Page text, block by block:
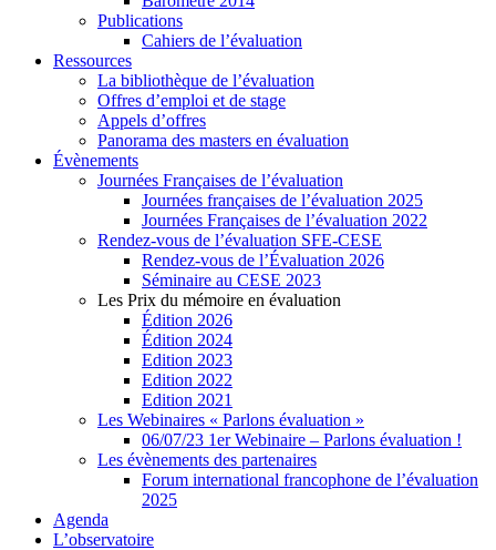
Publications
Cahiers de l’évaluation
Ressources
La bibliothèque de l’évaluation
Offres d’emploi et de stage
Appels d’offres
Panorama des masters en évaluation
Évènements
Journées Françaises de l’évaluation
Journées françaises de l’évaluation 2025
Journées Françaises de l’évaluation 2022
Rendez-vous de l’évaluation SFE-CESE
Rendez-vous de l’Évaluation 2026
Séminaire au CESE 2023
Les Prix du mémoire en évaluation
Édition 2026
Édition 2024
Edition 2023
Edition 2022
Edition 2021
Les Webinaires « Parlons évaluation »
06/07/23 1er Webinaire – Parlons évaluation !
Les évènements des partenaires
Forum international francophone de l’évaluation
2025
Agenda
L’observatoire